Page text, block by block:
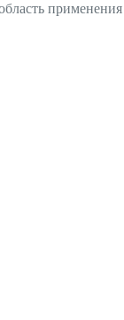
применения